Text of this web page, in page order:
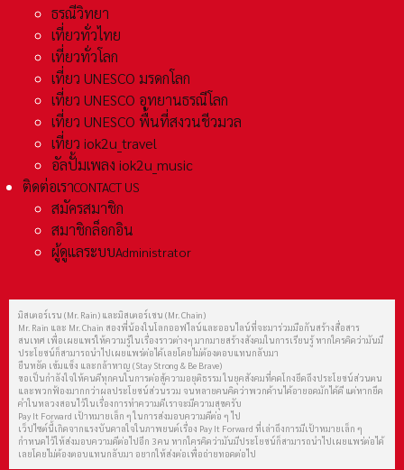
ธรณีวิทยา
เที่ยวทั่วไทย
เที่ยวทั่วโลก
เที่ยว UNESCO มรดกโลก
เที่ยว UNESCO อุทยานธรณีโลก
เที่ยว UNESCO พื้นที่สงวนชีวมวล
เที่ยว iok2u_travel
อัลปั้มเพลง iok2u_music
ติดต่อเราCONTACT US
สมัครสมาชิก
สมาชิกล็อกอิน
ผู้ดูแลระบบAdministrator
มิสเตอร์เรน (Mr. Rain) และมิสเตอร์เชน (Mr. Chain)
Mr. Rain และ Mr. Chain สองพี่น้องในโลกออฟไลน์และออนไลน์ที่จะมาร่วมมือกันสร้างสื่อสาร
สนเทศ เพื่อเผยแพร่ให้ความรู้ในเรื่องราวต่างๆ มากมายสร้างสังคมในการเรียนรู้ หากใครคิดว่ามันมี
ประโยชน์ก็สามารถนำไปเผยแพร่ต่อได้เลยโดยไม่ต้องตอบแทนกลับมา
ยืนหยัด เข้มแข็ง และกล้าหาญ (Stay Strong & Be Brave)
ขอเป็นกำลังใจให้คนดีทุกคนในการต่อสู้ความอยุติธรรม ในยุคสังคมที่คดโกงยึดถึงประโยชน์ส่วนตน
และพวกฟ้องมากกว่าผลประโยชน์ส่วนรวม จนหลายคนคิดว่าพวกด้านได้อายอดมักได้ดี แต่หากยึด
คำในหลวงสอนไว้ในเรื่องการทำความดีเราจะมีความสุขครับ
Pay It Forward เป้าหมายเล็ก ๆ ในการส่งมอบความดีต่อ ๆ ไป
เว็ปไซต์นี้เกิดจากแรงบันดาลใจในภาพยนต์เรื่อง Pay It Forward ที่เล่าถึงการมีเป้าหมายเล็ก ๆ
กำหนดไว้ให้ส่งมอบความดีต่อไปอีก 3 คน หากใครคิดว่ามันมีประโยชน์ก็สามารถนำไปเผยแพร่ต่อได้
เลยโดยไม่ต้องตอบแทนกลับมา อยากให้ส่งต่อเพื่อถ่ายทอดต่อไป